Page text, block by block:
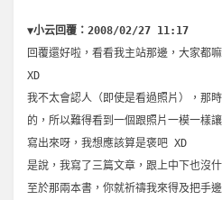
▼小云回覆：2008/02/27 11:17
回覆還好啦，看看我主站那邊，大家都
XD
我不太會認人（即使是看過照片），那
的，所以難得看到一個跟照片一模一樣
寫出來呀，我想應該算是褒吧 XD
是說，我寫了三篇文章，跟上中下也沒什
至於那兩本書，你就祈禱我來得及把手